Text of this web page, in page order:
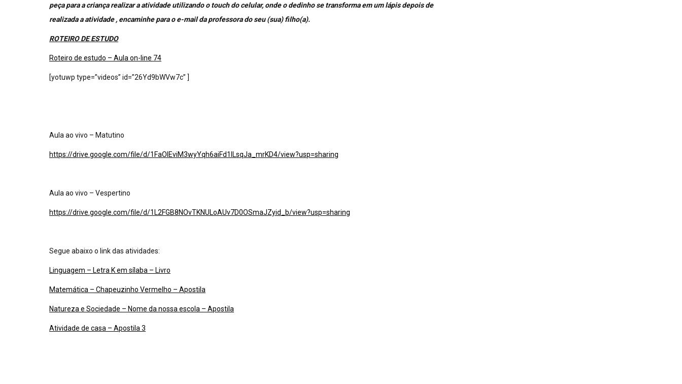
peça para a criança realizar a atividade utilizando o touch do celular, onde o dedinho se transforma em um lápis depois de
realizada a atividade , encaminhe para o e-mail da professora do seu (sua) filho(a).
ROTEIRO DE ESTUDO
Roteiro de estudo – Aula on-line 74
[yotuwp type=”videos” id=”26Yd9bWVw7c” ]
Aula ao vivo – Matutino
https://drive.google.com/file/d/1FaOIEviM3wyYqh6aiFd1lLsqJa_mrKD4/view?usp=sharing
Aula ao vivo – Vespertino
https://drive.google.com/file/d/1L2FGB8NOvTKNULoAUv7D0OSmaJZyid_b/view?usp=sharing
Segue abaixo o link das atividades:
Linguagem – Letra K em sílaba – Livro
Matemática – Chapeuzinho Vermelho – Apostila
Natureza e Sociedade – Nome da nossa escola – Apostila
Atividade de casa – Apostila 3